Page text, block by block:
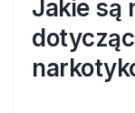
Jakie są